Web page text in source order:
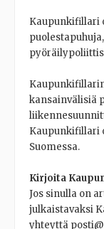
Kaupunkifillari
kansainvälisiä
Kaupunkifillari
Suomessa.
Kirjoita
Jos sinulla on
julkaistavaksi
yhteyttä